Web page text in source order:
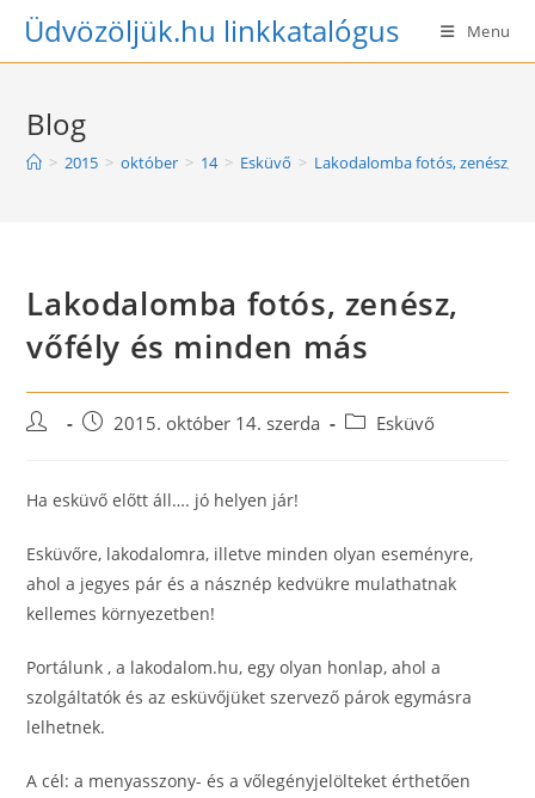
SkipÜdvözöljük.hu linkkatalógus Menu
Blog
> 2015 > október > 14 > Esküvő > Lakodalomba fotós, zenész,
Lakodalomba fotós, zenész,
vőfély és minden más
Post
Post2015. október 14. szerda
PostEsküvő
Ha esküvő előtt áll…. jó helyen jár!
Esküvőre, lakodalomra, illetve minden olyan eseményre,
ahol a jegyes pár és a násznép kedvükre mulathatnak
kellemes környezetben!
Portálunk , a lakodalom.hu, egy olyan honlap, ahol a
szolgáltatók és az esküvőjüket szervező párok egymásra
lelhetnek.
A cél: a menyasszony- és a vőlegényjelölteket érthetően